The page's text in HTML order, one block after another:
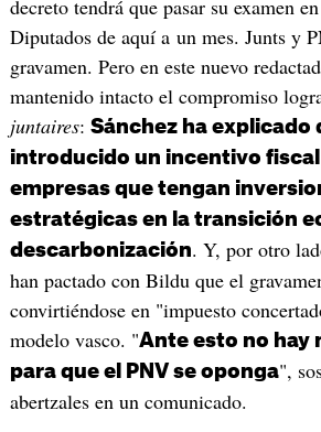
decreto tendrá que pasar su examen
Diputados de aquí a un mes. Junts y
gravamen. Pero en este nuevo
mantenido intacto el compromiso
juntaires: Sánchez ha explicado
introducido un incentivo fiscal
empresas que tengan
estratégicas en la transición
descarbonización. Y, por otro
han pactado con Bildu que el
convirtiéndose en "impuesto
modelo vasco. "Ante esto no hay
para que el PNV se oponga",
abertzales en un comunicado.